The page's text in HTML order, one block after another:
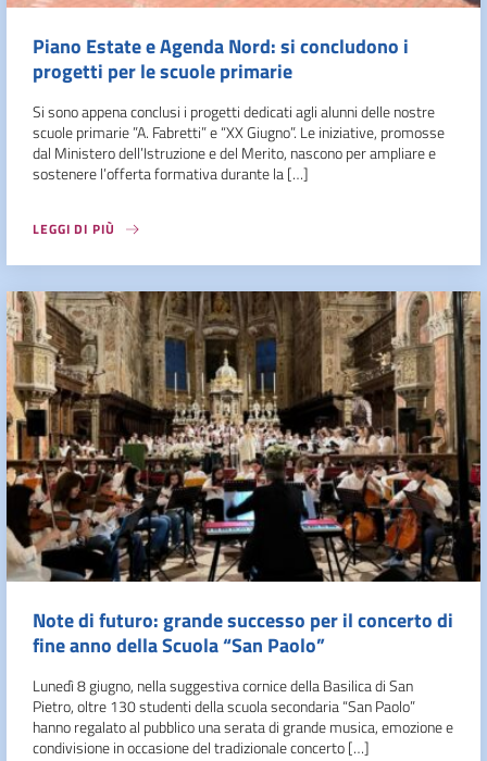
Piano Estate e Agenda Nord: si concludono i
progetti per le scuole primarie
Si sono appena conclusi i progetti dedicati agli alunni delle nostre
scuole primarie ”A. Fabretti” e “XX Giugno”. Le iniziative, promosse
dal Ministero dell’Istruzione e del Merito, nascono per ampliare e
sostenere l’offerta formativa durante la […]
LEGGI DI PIÙ
Note di futuro: grande successo per il concerto di
fine anno della Scuola “San Paolo”
Lunedì 8 giugno, nella suggestiva cornice della Basilica di San
Pietro, oltre 130 studenti della scuola secondaria “San Paolo”
hanno regalato al pubblico una serata di grande musica, emozione e
condivisione in occasione del tradizionale concerto […]